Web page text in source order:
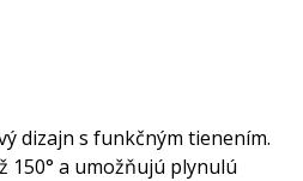
dizajn s funkčným tienením.
150° a umožňujú plynulú